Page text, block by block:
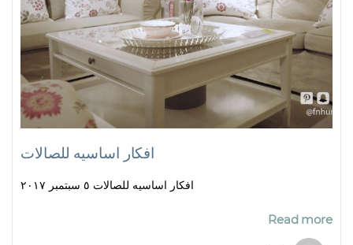
افكار اساسيه للصالات
افكار اساسيه للصالات ٥ سبتمبر ٢٠١٧
Read more